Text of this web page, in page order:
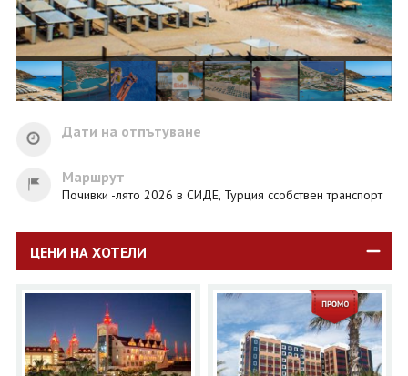
Дати на отпътуване
Маршрут
Почивки -лято 2026 в СИДЕ, Турция ссобствен транспорт
ЦЕНИ НА ХОТЕЛИ